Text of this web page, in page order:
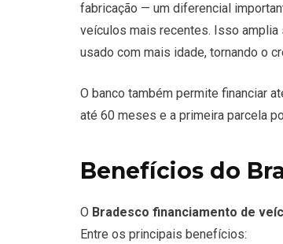
fabricação — um diferencial
veículos mais recentes. Isso
usado com mais idade, tornando o
O banco também permite financiar
até 60 meses e a primeira parcela
Benefícios do
O Bradesco financiamento de
Entre os principais benefícios: